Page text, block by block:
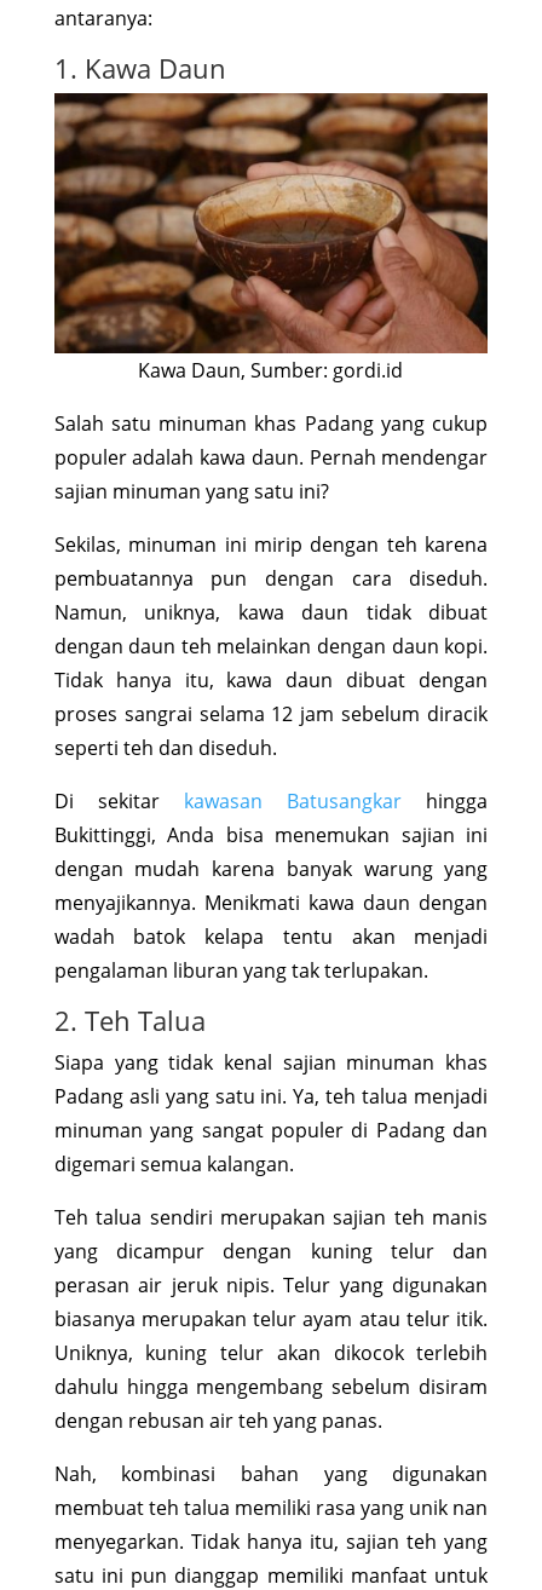
antaranya:
1. Kawa Daun
Kawa Daun, Sumber: gordi.id
Salah satu minuman khas Padang yang cukup
populer adalah kawa daun. Pernah mendengar
sajian minuman yang satu ini?
Sekilas, minuman ini mirip dengan teh karena
pembuatannya pun dengan cara diseduh.
Namun, uniknya, kawa daun tidak dibuat
dengan daun teh melainkan dengan daun kopi.
Tidak hanya itu, kawa daun dibuat dengan
proses sangrai selama 12 jam sebelum diracik
seperti teh dan diseduh.
Di sekitar kawasan Batusangkar hingga
Bukittinggi, Anda bisa menemukan sajian ini
dengan mudah karena banyak warung yang
menyajikannya. Menikmati kawa daun dengan
wadah batok kelapa tentu akan menjadi
pengalaman liburan yang tak terlupakan.
2. Teh Talua
Siapa yang tidak kenal sajian minuman khas
Padang asli yang satu ini. Ya, teh talua menjadi
minuman yang sangat populer di Padang dan
digemari semua kalangan.
Teh talua sendiri merupakan sajian teh manis
yang dicampur dengan kuning telur dan
perasan air jeruk nipis. Telur yang digunakan
biasanya merupakan telur ayam atau telur itik.
Uniknya, kuning telur akan dikocok terlebih
dahulu hingga mengembang sebelum disiram
dengan rebusan air teh yang panas.
Nah, kombinasi bahan yang digunakan
membuat teh talua memiliki rasa yang unik nan
menyegarkan. Tidak hanya itu, sajian teh yang
satu ini pun dianggap memiliki manfaat untuk